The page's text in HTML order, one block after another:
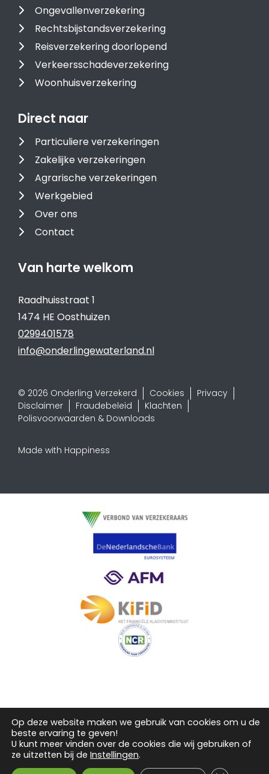
Ongevallenverzekering
Rechtsbijstandsverzekering
Reisverzekering doorlopend
Verkeersschadeverzekering
Woonhuisverzekering
Direct naar
Particuliere verzekeringen
Zakelijke verzekeringen
Agrarische verzekeringen
Werkgebied
Over ons
Contact
Van harte welkom
Raadhuisstraat 1
1474 HE Oosthuizen
0299401578
info@onderlingewaterland.nl
© 2026 Onderling Verzekerd Cookies
Privacy
Disclaimer
Fraudebeleid
Klachten
Polisvoorwaarden & Downloads
Made with Happiness
Op deze website maken we gebruik van cookies om u de
beste ervaring te geven!
U kunt meer vinden over de cookies die wij gebruiken of
ze uitzetten bij de Instellingen.